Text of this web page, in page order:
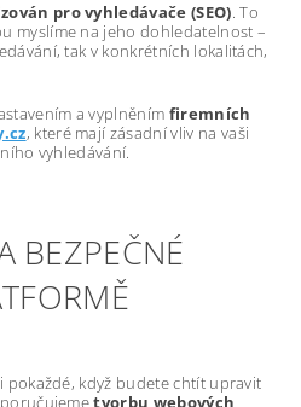
pro vyhledávače (SEO). To
myslíme na jeho dohledatelnost –
tak v konkrétních lokalitách,
a vyplněním firemních
, které mají zásadní vliv na vaši
vyhledávání.
BEZPEČNÉ
pokaždé, když budete chtít upravit
tvorbu webových